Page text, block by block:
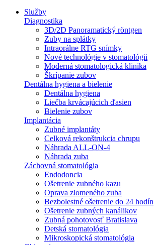
Služby
Diagnostika
3D/2D Panoramatický röntgen
Zuby na splátky
Intraorálne RTG snímky
Nové technológie v stomatológii
Moderná stomatologická klinika
Škrípanie zubov
Dentálna hygiena a bielenie
Dentálna hygiena
Liečba krvácajúcich ďasien
Bielenie zubov
Implantácia
Zubné implantáty
Celková rekonštrukcia chrupu
Náhrada ALL-ON-4
Náhrada zuba
Záchovná stomatológia
Endodoncia
Ošetrenie zubného kazu
Oprava zlomeného zuba
Bezbolestné ošetrenie do 24 hodín
Ošetrenie zubných kanálikov
Zubná pohotovosť Bratislava
Detská stomatológia
Mikroskopická stomatológia